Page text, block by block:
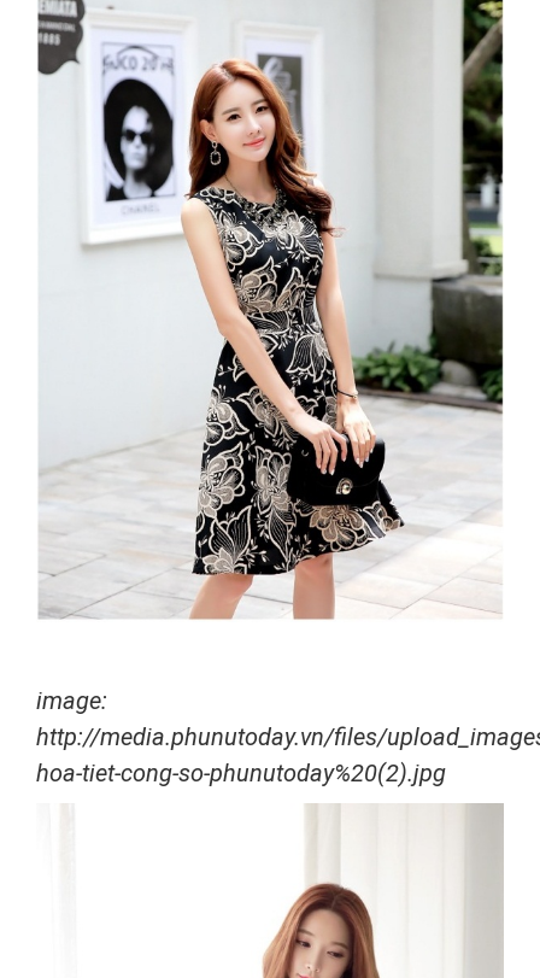
image:
http://media.phunutoday.vn/files/
hoa-tiet-cong-so-phunutoday%20(2).jpg